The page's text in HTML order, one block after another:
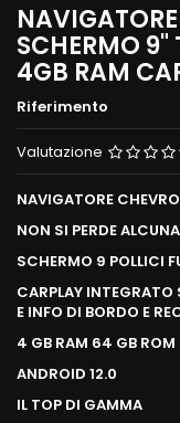
SCHERMO 9"
4GB RAM
Riferimento
Valutazione
NAVIGATORE
NON SI PERDE
SCHERMO 9 POLLICI
CARPLAY
E INFO DI BORDO E
4 GB RAM 64 GB ROM
ANDROID 12.0
IL TOP DI GAMMA